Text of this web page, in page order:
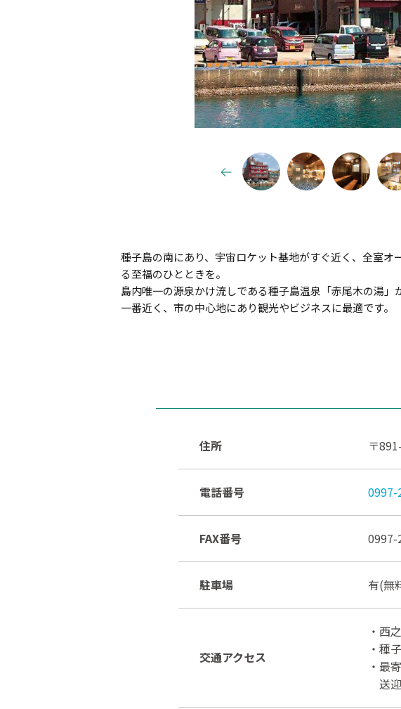
種子島の南にあり、宇宙ロケット基地がすぐ近く、全室
る至福のひとときを。
島内唯一の源泉かけ流しである種子島温泉「赤尾木の湯
一番近く、市の中心地にあり観光やビジネスに最適です。
住所 〒
電話番号 0997-
FAX番号 0997-
駐車場 有(無
交通アクセス
・西
・種
・最
送